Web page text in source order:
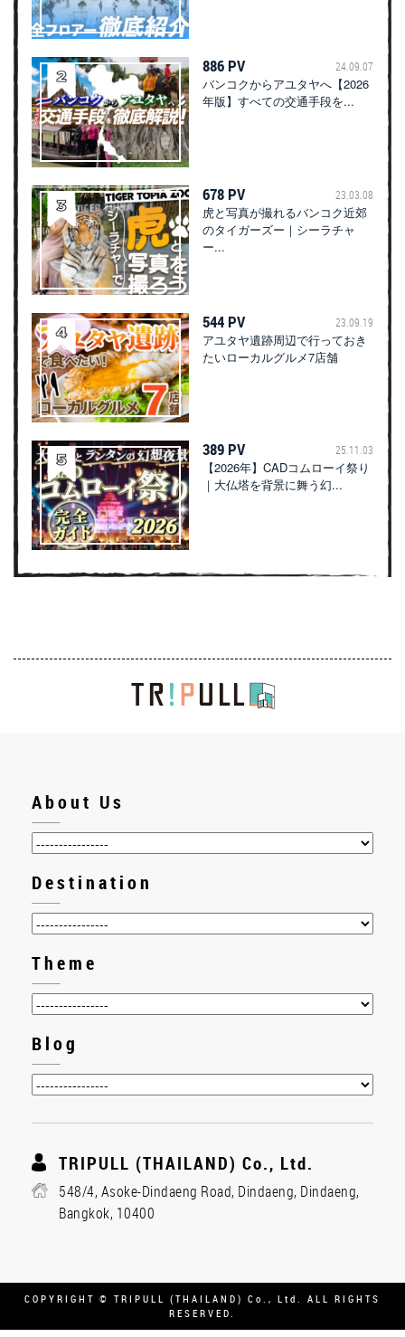
886 PV 24.09.07
バンコクからアユタヤへ【2026
年版】すべての交通手段を...
678 PV 23.03.08
虎と写真が撮れるバンコク近郊
のタイガーズー｜シーラチャ
ー...
544 PV 23.09.19
アユタヤ遺跡周辺で行っておき
たいローカルグルメ7店舗
389 PV 25.11.03
【2026年】CADコムローイ祭り
｜大仏塔を背景に舞う幻...
About Us
Destination
Theme
Blog
TRIPULL (THAILAND) Co., Ltd.
548/4, Asoke-Dindaeng Road, Dindaeng, Dindaeng,
Bangkok, 10400
COPYRIGHT © TRIPULL (THAILAND) Co., Ltd. ALL RIGHTS
RESERVED.